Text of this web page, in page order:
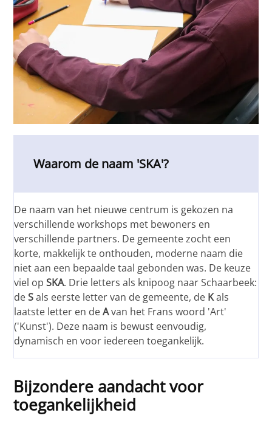
Waarom de naam 'SKA'?
De naam van het nieuwe centrum is gekozen na
verschillende workshops met bewoners en
verschillende partners. De gemeente zocht een
korte, makkelijk te onthouden, moderne naam die
niet aan een bepaalde taal gebonden was. De keuze
viel opSKA. Drie letters als knipoog naar Schaarbeek:
deSals eerste letter van de gemeente, de Kals
laatste letter en deAvan het Frans woord 'Art'
('Kunst'). Deze naam is bewust eenvoudig,
dynamisch en voor iedereen toegankelijk.
Bijzondere aandacht voor
toegankelijkheid